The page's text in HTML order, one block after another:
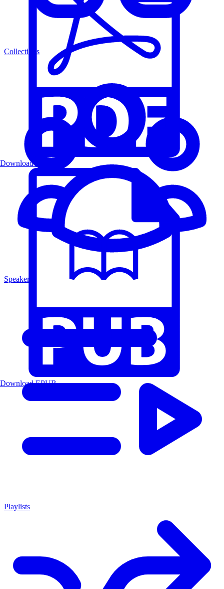
Collections
Speakers
Playlists
Download PDF
Download EPUB